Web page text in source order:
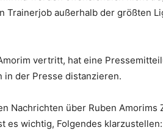
Trainerjob außerhalb der größten
vertritt, hat eine
in der Presse distanzieren.
Nachrichten über Ruben
es wichtig, Folgendes